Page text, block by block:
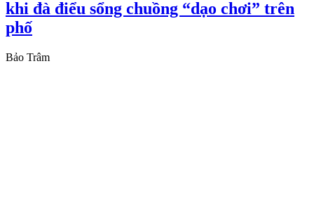
khi đà điểu sổng chuồng “dạo chơi” trên
phố
Bảo Trâm